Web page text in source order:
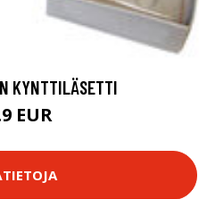
KYNTTILÄSETTI
EUR